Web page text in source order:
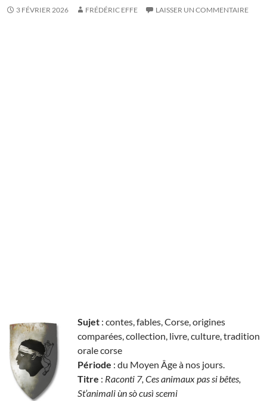
3 FÉVRIER 2026 FRÉDÉRIC EFFE LAISSER UN COMMENTAIRE
Sujet : contes, fables, Corse, origines
comparées, collection, livre, culture, tradition
orale corse
Période : du Moyen Âge à nos jours.
Titre : Raconti 7, Ces animaux pas si bêtes,
St’animali ùn sò cusì scemi